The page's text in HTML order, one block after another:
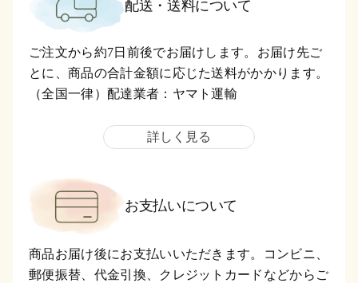
配送・送料について
ご注文から約7日前後でお届けします。お届け先ご
とに、商品の合計金額に応じた送料がかかります。
（全国一律）配達業者：ヤマト運輸
詳しく見る
お支払いについて
商品お届け後にお支払いいただきます。コンビニ、
郵便振替、代金引換、クレジットカードなどからご